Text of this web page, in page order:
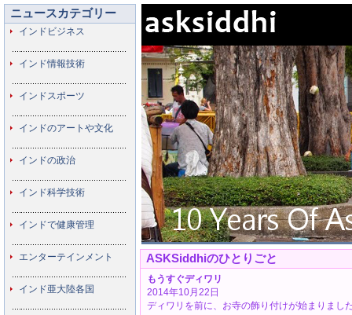
ニュースカテゴリー
インドビジネス
インド情報技術
インドスポーツ
インドのアートや文化
インドの政治
インド科学技術
インドで健康管理
エンターテインメント
インド亜大陸各国
ASKSiddhiのひとりごと
もうすぐディワリ
2014年10月22日
ディワリを前に、お寺の飾り付けが始まりまし